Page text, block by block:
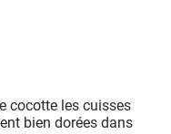
cocotte les cuisses
bien dorées dans